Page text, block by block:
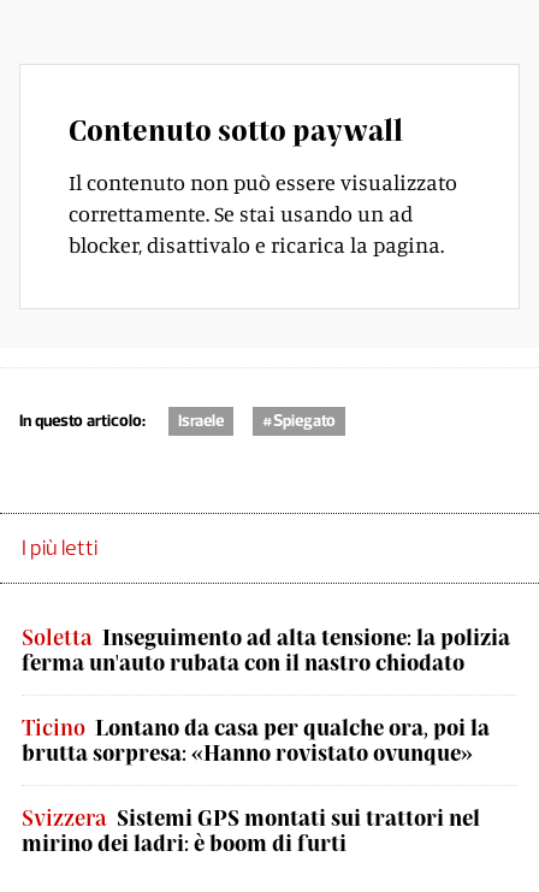
Contenuto sotto paywall
Il contenuto non può essere visualizzato
correttamente. Se stai usando un ad
blocker, disattivalo e ricarica la pagina.
In questo articolo: Israele #Spiegato
I più letti
Soletta Inseguimento ad alta tensione: la polizia
ferma un'auto rubata con il nastro chiodato
Ticino Lontano da casa per qualche ora, poi la
brutta sorpresa: «Hanno rovistato ovunque»
Svizzera Sistemi GPS montati sui trattori nel
mirino dei ladri: è boom di furti